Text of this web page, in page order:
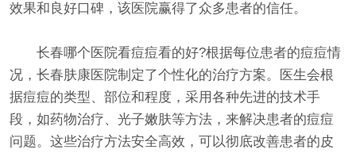
效果和良好口碑，该医院赢得了众多患者的信任。
长春哪个医院看痘痘看的好?根据每位患者的痘痘情
况，长春肤康医院制定了个性化的治疗方案。医生会根
据痘痘的类型、部位和程度，采用各种先进的技术手
段，如药物治疗、光子嫩肤等方法，来解决患者的痘痘
问题。这些治疗方法安全高效，可以彻底改善患者的皮